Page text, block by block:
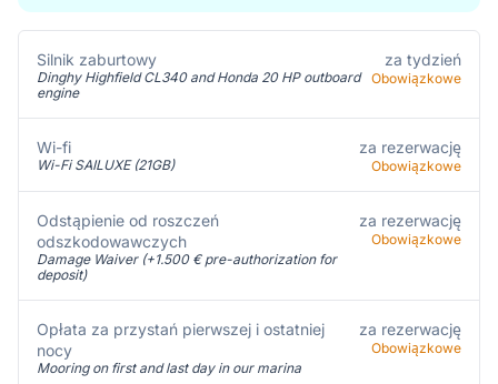
Silnik zaburtowy
Dinghy Highfield CL340 and Honda 20 HP outboard
engine
za tydzień
Obowiązkowe
Wi-fi
Wi-Fi SAILUXE (21GB)
za rezerwację
Obowiązkowe
Odstąpienie od roszczeń
odszkodowawczych
Damage Waiver (+1.500 € pre-authorization for
deposit)
za rezerwację
Obowiązkowe
Opłata za przystań pierwszej i ostatniej
nocy
Mooring on first and last day in our marina
za rezerwację
Obowiązkowe